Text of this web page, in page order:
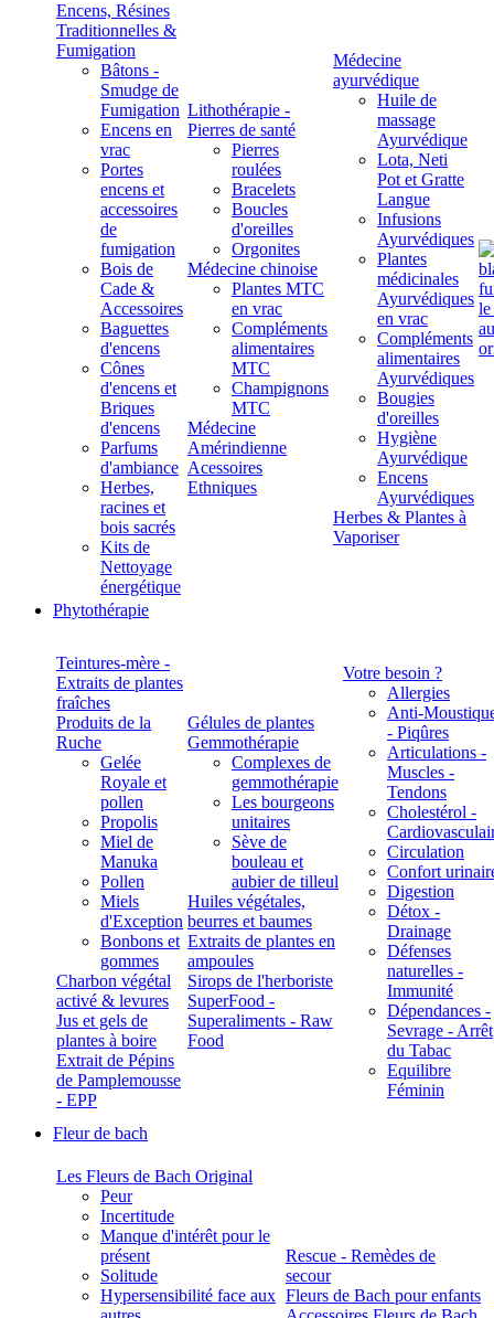
Encens, Résines
Traditionnelles &
Fumigation
Bâtons -
Smudge de
Fumigation
Encens en
vrac
Portes
encens et
accessoires
de
fumigation
Bois de
Cade &
Accessoires
Baguettes
d'encens
Cônes
d'encens et
Briques
d'encens
Parfums
d'ambiance
Herbes,
racines et
bois sacrés
Kits de
Nettoyage
énergétique
Lithothérapie -
Pierres de santé
Pierres
roulées
Bracelets
Boucles
d'oreilles
Orgonites
Médecine chinoise
Plantes MTC
en vrac
Compléments
alimentaires
MTC
Champignons
MTC
Médecine
Amérindienne
Acessoires
Ethniques
Médecine
ayurvédique
Huile de
massage
Ayurvédique
Lota, Neti
Pot et Gratte
Langue
Infusions
Ayurvédiques
Plantes
médicinales
Ayurvédiques
en vrac
Compléments
alimentaires
Ayurvédiques
Bougies
d'oreilles
Hygiène
Ayurvédique
Encens
Ayurvédiques
Herbes & Plantes à
Vaporiser
Phytothérapie
Teintures-mère -
Extraits de plantes
fraîches
Produits de la
Ruche
Gelée
Royale et
pollen
Propolis
Miel de
Manuka
Pollen
Miels
d'Exception
Bonbons et
gommes
Charbon végétal
activé & levures
Jus et gels de
plantes à boire
Extrait de Pépins
de Pamplemousse
- EPP
Gélules de plantes
Gemmothérapie
Complexes de
gemmothérapie
Les bourgeons
unitaires
Sève de
bouleau et
aubier de tilleul
Huiles végétales,
beurres et baumes
Extraits de plantes en
ampoules
Sirops de l'herboriste
SuperFood -
Superaliments - Raw
Food
Votre besoin ?
Allergies
Anti-
- Piqûres
Articulations -
Muscles -
Tendons
Cholestérol -
Circulation
Confort
Digestion
Détox -
Drainage
Défenses
naturelles -
Immunité
Dépendances -
Sevrage - Arrêt
du Tabac
Equilibre
Féminin
Fleur de bach
Les Fleurs de Bach Original
Peur
Incertitude
Manque d'intérêt pour le
présent
Solitude
Hypersensibilité face aux
Rescue - Remèdes de
secour
Fleurs de Bach pour enfants